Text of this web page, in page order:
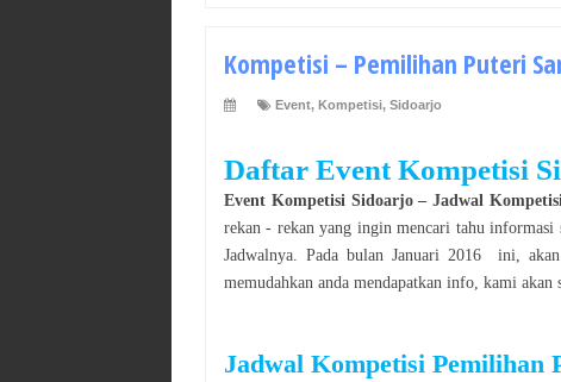
Kompetisi – Pemilihan Puteri
Event, Kompetisi, Sidoarjo
Daftar Event Kompetisi
Event Kompetisi Sidoarjo–Jadwal
rekan - rekan yang ingin mencari tahu informasi
Jadwalnya. Pada bulan Januari 2016 ini,
memudahkan anda mendapatkan info, kami akan
Jadwal Kompetisi Pemilihan